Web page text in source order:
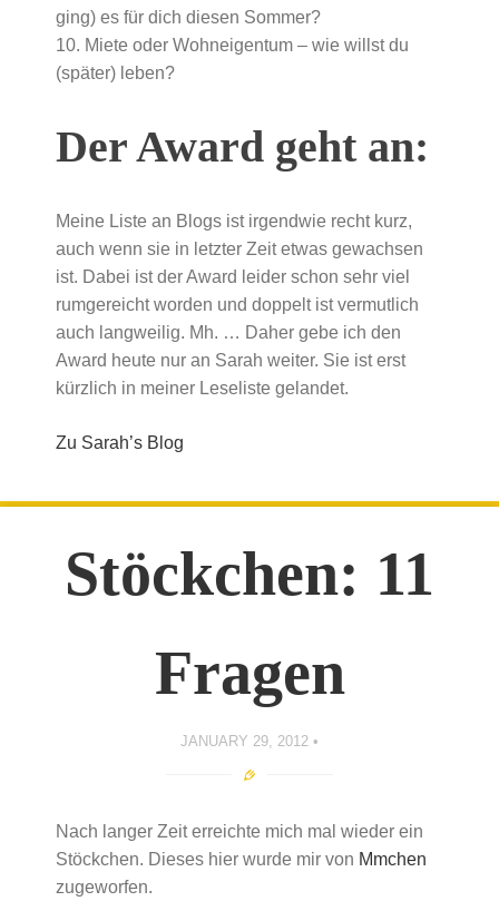
ging) es für dich diesen Sommer?
10. Miete oder Wohneigentum – wie willst du
(später) leben?
Der Award geht an:
Meine Liste an Blogs ist irgendwie recht kurz,
auch wenn sie in letzter Zeit etwas gewachsen
ist. Dabei ist der Award leider schon sehr viel
rumgereicht worden und doppelt ist vermutlich
auch langweilig. Mh. … Daher gebe ich den
Award heute nur an Sarah weiter. Sie ist erst
kürzlich in meiner Leseliste gelandet.
Zu Sarah’s Blog
Stöckchen: 11
Fragen
JANUARY 29, 2012
Nach langer Zeit erreichte mich mal wieder ein
Stöckchen. Dieses hier wurde mir von Mmchen
zugeworfen.